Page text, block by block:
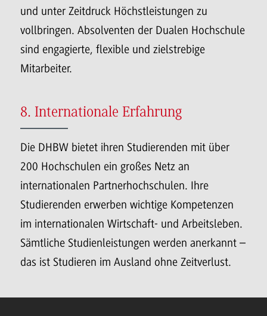
und unter Zeitdruck Höchstleistungen zu
vollbringen. Absolventen der Dualen Hochschule
sind engagierte, flexible und zielstrebige
Mitarbeiter.
8. Internationale Erfahrung
Die DHBW bietet ihren Studierenden mit über
200 Hochschulen ein großes Netz an
internationalen Partnerhochschulen. Ihre
Studierenden erwerben wichtige Kompetenzen
im internationalen Wirtschaft- und Arbeitsleben.
Sämtliche Studienleistungen werden anerkannt –
das ist Studieren im Ausland ohne Zeitverlust.